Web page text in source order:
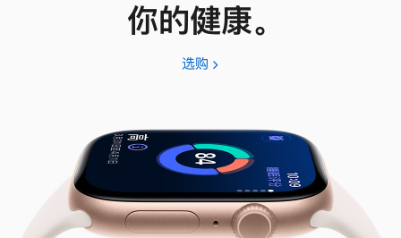
你的健康。
选购 Apple
11